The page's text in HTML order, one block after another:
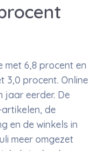
met 6,8 procent en
3,0 procent. Online
jaar eerder. De
de
en de winkels in
meer omgezet